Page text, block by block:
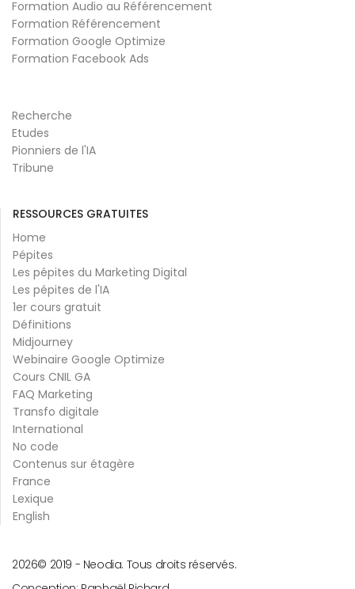
Formation Audio au Référencement
Formation Référencement
Formation Google Optimize
Formation Facebook Ads
Recherche
Etudes
Pionniers de l'IA
Tribune
RESSOURCES GRATUITES
Home
Pépites
Les pépites du Marketing Digital
Les pépites de l'IA
1er cours gratuit
Définitions
Midjourney
Webinaire Google Optimize
Cours CNIL GA
FAQ Marketing
Transfo digitale
International
No code
Contenus sur étagère
France
Lexique
English
© 2019 -
2026
Neodia. Tous droits réservés.